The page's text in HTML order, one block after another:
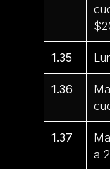
1.35
1.36
1.37
a